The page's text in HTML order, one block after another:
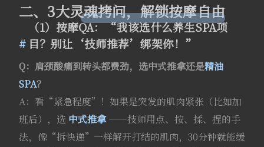
二、3大灵魂拷问，解锁按摩自由
（1）按摩QA：“我该选什么养生SPA项
目？别让‘技师推荐’绑架你！”
Q：肩颈酸痛到转头都费劲，选中式推拿还是精油
SPA？
A：看“紧急程度”！如果是突发的肌肉紧张（比如加
班后），选 中式推拿——技师用点、按、揉、捏的手
法，像“拆快递”一样解开打结的肌肉，30分钟就能缓